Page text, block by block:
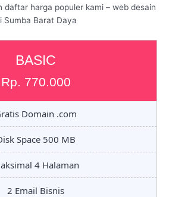
daftar harga populer kami – web desain
Sumba Barat Daya
BASIC
Rp. 770.000
Domain .com
Space 500 MB
4 Halaman
2 Email Bisnis